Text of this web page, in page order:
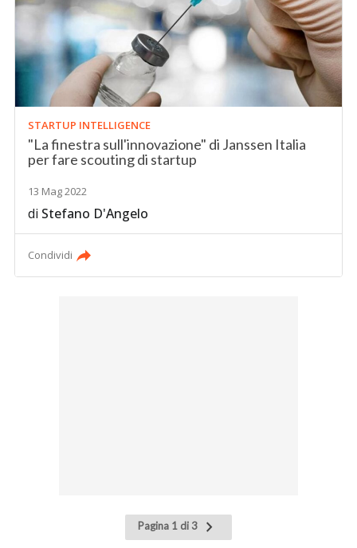
STARTUP INTELLIGENCE
"La finestra sull'innovazione" di Janssen Italia
per fare scouting di startup
13 Mag 2022
di Stefano D'Angelo
Condividi
Pagina 1 di 3
Pagina
successiva